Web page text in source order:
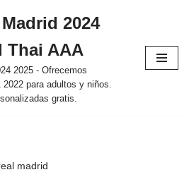
2024
Thai AAA
2025 - Ofrecemos
para adultos y niños.
gratis.
madrid